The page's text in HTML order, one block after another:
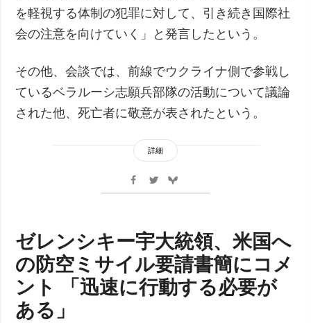
を軽視する体制の犯罪に対して、引き続き国際社
会の注意を向けていく」と発言したという。
その他、会談では、前線でウクライナ側で参戦し
ているベラルーシ志願兵部隊の活動について議論
された他、死亡者に敬意が表されたという。
詳細
ゼレンシキー宇大統領、米国へ
の防空ミサイル要請書簡にコメ
ント 「迅速に行動する必要が
ある」